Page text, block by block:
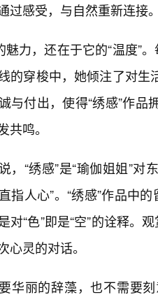
过感受，与自然重新连接
魅力，还在于它的“温度”
的穿梭中，她倾注了对
与付出，使得“绣感”作
共鸣。
，“绣感”是“瑜伽姐姐”
指人心”。“绣感”作品中
对“色”即是“空”的诠释。
心灵的对话。
华丽的辞藻，也不需要